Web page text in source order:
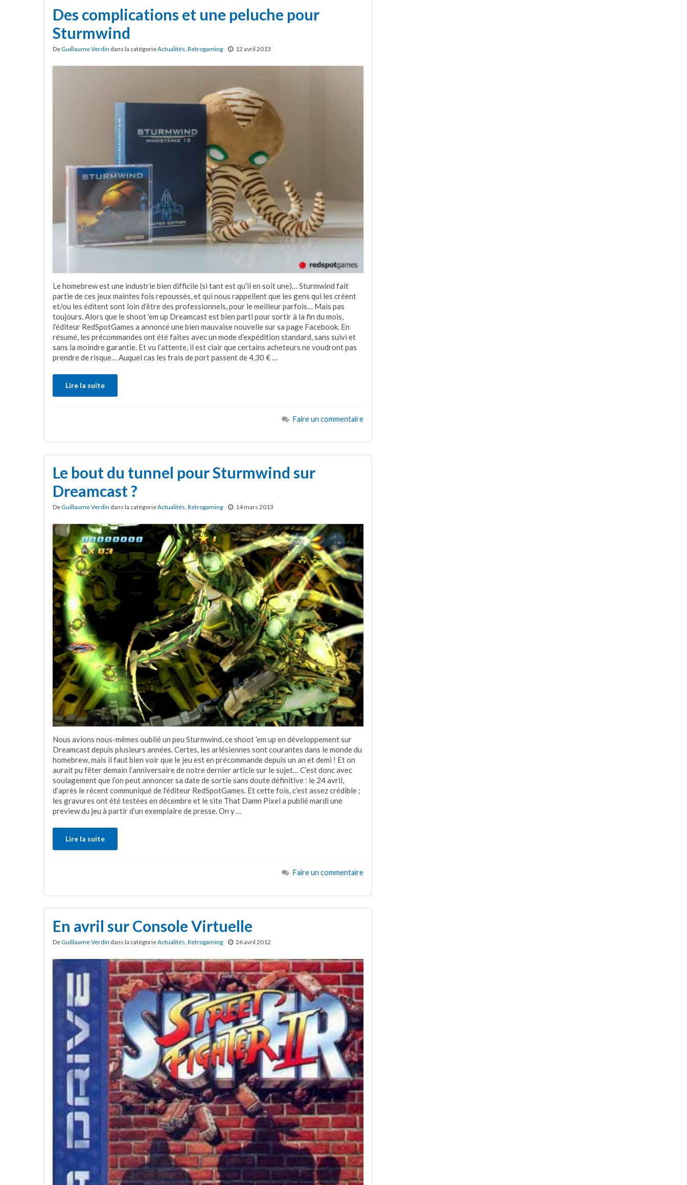
Des complications et une peluche pour
Sturmwind
DeGuillaume Verdin dans la catégorieActualités, Retrogaming 12 avril 2013
Le homebrew est une industrie bien difficile (si tant est qu’il en soit une)… Sturmwind fait
partie de ces jeux maintes fois repoussés, et qui nous rappellent que les gens qui les créent
et/ou les éditent sont loin d’être des professionnels, pour le meilleur parfois… Mais pas
toujours. Alors que le shoot ’em up Dreamcast est bien parti pour sortir à la fin du mois,
l’éditeur RedSpotGames a annoncé une bien mauvaise nouvelle sur sa page Facebook. En
résumé, les précommandes ont été faites avec un mode d’expédition standard, sans suivi et
sans la moindre garantie. Et vu l’attente, il est clair que certains acheteurs ne voudront pas
prendre de risque… Auquel cas les frais de port passent de 4,30 € …
Lire la suite
Faire un commentaire
Le bout du tunnel pour Sturmwind sur
Dreamcast ?
DeGuillaume Verdin dans la catégorieActualités, Retrogaming 14 mars 2013
Nous avions nous-mêmes oublié un peu Sturmwind, ce shoot ’em up en développement sur
Dreamcast depuis plusieurs années. Certes, les arlésiennes sont courantes dans le monde du
homebrew, mais il faut bien voir que le jeu est en précommande depuis un an et demi ! Et on
aurait pu fêter demain l’anniversaire de notre dernier article sur le sujet… C’est donc avec
soulagement que l’on peut annoncer sa date de sortie sans doute définitive : le 24 avril,
d’après le récent communiqué de l’éditeur RedSpotGames. Et cette fois, c’est assez crédible ;
les gravures ont été testées en décembre et le site That Damn Pixel a publié mardi une
preview du jeu à partir d’un exemplaire de presse. On y …
Lire la suite
Faire un commentaire
En avril sur Console Virtuelle
DeGuillaume Verdin dans la catégorieActualités, Retrogaming 26 avril 2012